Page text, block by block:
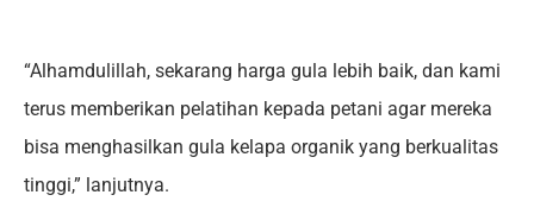
“Alhamdulillah, sekarang harga gula lebih baik, dan kami
terus memberikan pelatihan kepada petani agar mereka
bisa menghasilkan gula kelapa organik yang berkualitas
tinggi,” lanjutnya.